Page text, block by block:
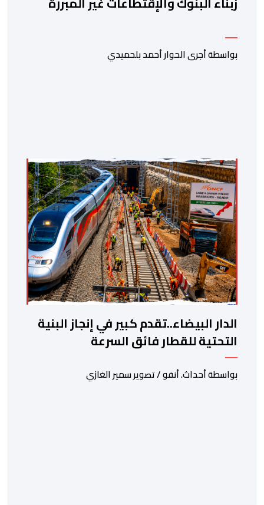
بواسطة أجرى الحوار أحمد بلحميدي
الدار البيضاء..تقدم كبير في إنجاز البنية
التحتية للقطار فائق السرعة
بواسطة أحداث. أنفو / تصوير سمير الغازي